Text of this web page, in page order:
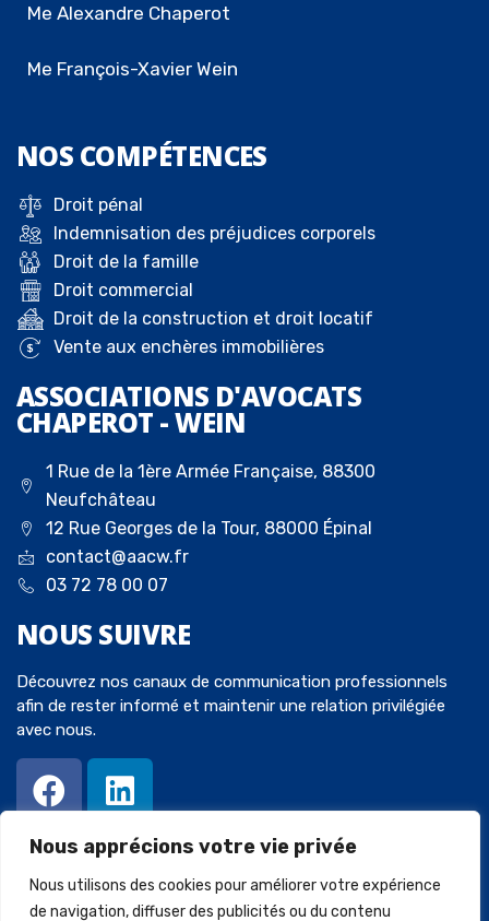
Nous apprécions votre vie privée
Nous utilisons des cookies pour améliorer votre expérience
de navigation, diffuser des publicités ou du contenu
Me Alexandre Chaperot
Me François-Xavier Wein
NOS COMPÉTENCES
Droit pénal
Indemnisation des préjudices corporels
Droit de la famille
Droit commercial
Droit de la construction et droit locatif
Vente aux enchères immobilières
ASSOCIATIONS D'AVOCATS
CHAPEROT - WEIN
1 Rue de la 1ère Armée Française, 88300
Neufchâteau
12 Rue Georges de la Tour, 88000 Épinal
contact@aacw.fr
03 72 78 00 07
NOUS SUIVRE
Découvrez nos canaux de communication professionnels
afin de rester informé et maintenir une relation privilégiée
avec nous.